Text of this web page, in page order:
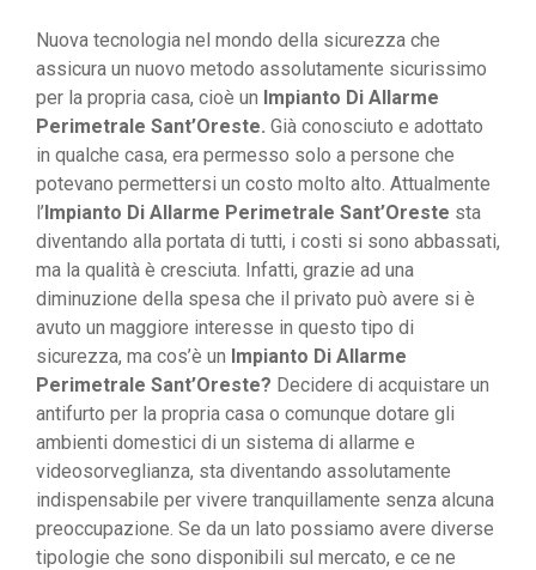
Nuova tecnologia nel mondo della sicurezza che
assicura un nuovo metodo assolutamente sicurissimo
per la propria casa, cioè un Impianto Di Allarme
Perimetrale Sant’Oreste. Già conosciuto e adottato
in qualche casa, era permesso solo a persone che
potevano permettersi un costo molto alto. Attualmente
l’Impianto Di Allarme Perimetrale Sant’Oreste sta
diventando alla portata di tutti, i costi si sono abbassati,
ma la qualità è cresciuta. Infatti, grazie ad una
diminuzione della spesa che il privato può avere si è
avuto un maggiore interesse in questo tipo di
sicurezza, ma cos’è un Impianto Di Allarme
Perimetrale Sant’Oreste? Decidere di acquistare un
antifurto per la propria casa o comunque dotare gli
ambienti domestici di un sistema di allarme e
videosorveglianza, sta diventando assolutamente
indispensabile per vivere tranquillamente senza alcuna
preoccupazione. Se da un lato possiamo avere diverse
tipologie che sono disponibili sul mercato, e ce ne